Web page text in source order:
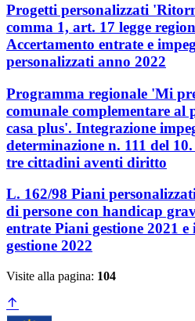
Progetti personalizzati
comma 1, art. 17 legge
Accertamento entrate e
personalizzati anno 2022
Programma regionale 'Mi
comunale complementare
casa plus'. Integrazione
determinazione n. 111 del
tre cittadini aventi diritto
L. 162/98 Piani
di persone con handicap
entrate Piani gestione 2021
gestione 2022
Visite alla pagina: 104